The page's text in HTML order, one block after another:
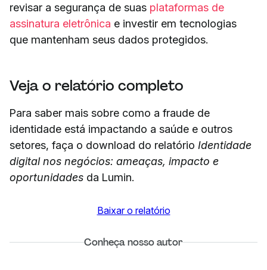
revisar a segurança de suas plataformas de
assinatura eletrônica e investir em tecnologias
que mantenham seus dados protegidos.
Veja o relatório completo
Para saber mais sobre como a fraude de
identidade está impactando a saúde e outros
setores, faça o download do relatório Identidade
digital nos negócios: ameaças, impacto e
oportunidades da Lumin.
Baixar o relatório
Conheça nosso autor